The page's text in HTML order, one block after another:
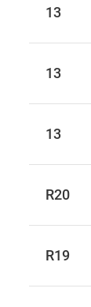
13
13
13
R20
R19